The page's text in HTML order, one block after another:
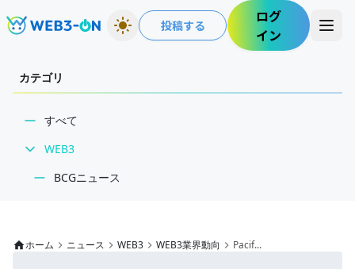
投稿する
ログ
イン
カテゴリ
すべて
WEB3
BCGニュース
ホーム ニュース WEB3 WEB3業界動向 Pacif...